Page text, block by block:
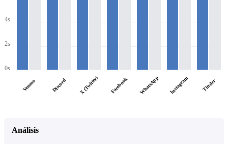
4s
2s
0s
Venmo Discord X (Twitter) Facebook WhatsApp Instagram Tinder
Análisis